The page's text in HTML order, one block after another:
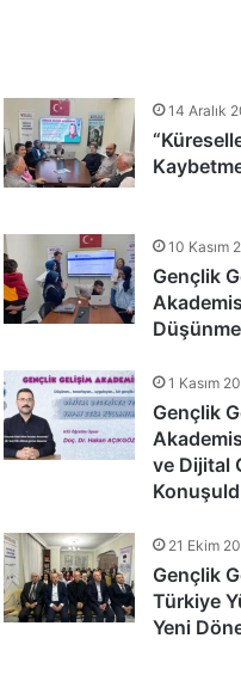
14 Aralık
10 Kasım
Gençlik
1 Kasım
Gençlik
ve Dijital
21 Ekim
Gençlik
Türkiye
Yeni